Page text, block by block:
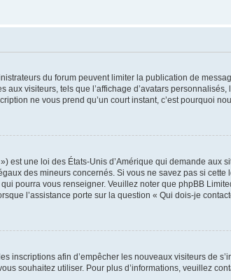
du forum peuvent limiter la publication de
visiteurs, tels que l’affichage d’avatars
ne vous prend qu’un court instant, c’est pourquoi
est une loi des États-Unis d’Amérique qui demande
des mineurs concernés. Si vous ne savez pas si
pourra vous renseigner. Veuillez noter que phpBB
l’assistance porte sur la question « Qui dois-je
inscriptions afin d’empêcher les nouveaux visiteurs de
souhaitez utiliser. Pour plus d’informations, veuillez